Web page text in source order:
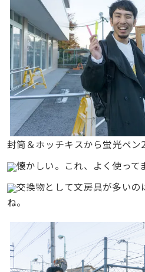
封筒＆ホッチキスから蛍光ペン
懐かしい。これ、よく使って
交換物として文房具が多い
ね。